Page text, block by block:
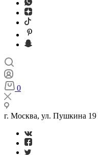
0
г. Москва, ул. Пушкина 19